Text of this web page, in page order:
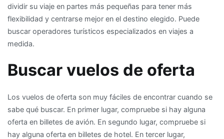
dividir su viaje en partes más pequeñas para tener más
flexibilidad y centrarse mejor en el destino elegido. Puede
buscar operadores turísticos especializados en viajes a
medida.
Buscar vuelos de oferta
Los vuelos de oferta son muy fáciles de encontrar cuando se
sabe qué buscar. En primer lugar, compruebe si hay alguna
oferta en billetes de avión. En segundo lugar, compruebe si
hay alguna oferta en billetes de hotel. En tercer lugar,